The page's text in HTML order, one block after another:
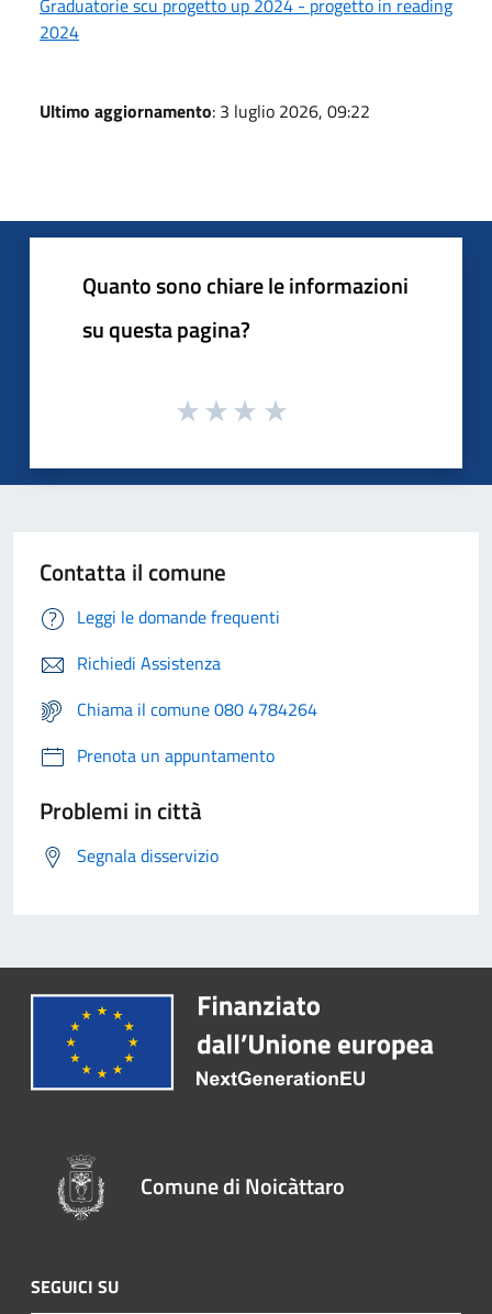
Graduatorie scu progetto up 2024 - progetto in reading
2024
Ultimo aggiornamento: 3 luglio 2026, 09:22
Quanto sono chiare le informazioni
su questa pagina?
Contatta il comune
Leggi le domande frequenti
Richiedi Assistenza
Chiama il comune 080 4784264
Prenota un appuntamento
Problemi in città
Segnala disservizio
Comune di Noicàttaro
SEGUICI SU